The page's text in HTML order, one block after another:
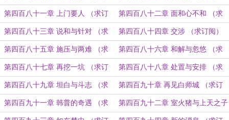
阅） 阅）
第四百八十一章 上门要人 （求订
阅）
第四百八十二章 面和心不和 （求
订阅）
第四百八十三章 说和与针对 （求
订阅）
第四百八十四章 交涉 （求订阅）
第四百八十五章 施压与两难 （求
订阅）
第四百八十六章 和解与忽悠 （求
订阅）
第四百八十七章 再挖一坑 （求订
阅）
第四百八十八章 处置与安排 （求
订阅）
第四百八十九章 坦白与斗志 （求
订阅）
第四百九十章 再见白师城 （求订
阅）
第四百九十一章 韩普的奇遇 （求 第四百九十二章 室火猪与上天之子